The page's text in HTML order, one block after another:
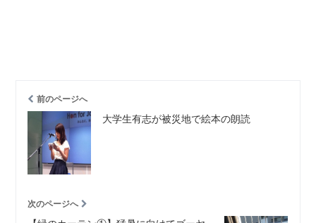
前のページへ
大学生有志が被災地で絵本の朗読
次のページへ